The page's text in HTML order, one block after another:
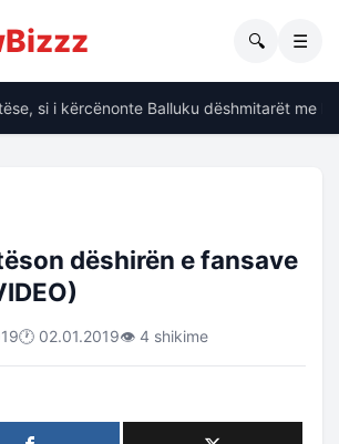
🔍 ☰
si i kërcënonte Balluku dëshmitarët me
dëshirën e fansave
🕐 02.01.2019👁 4 shikime